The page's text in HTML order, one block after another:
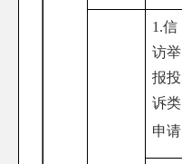
1.信
访举
报投
诉类
申请